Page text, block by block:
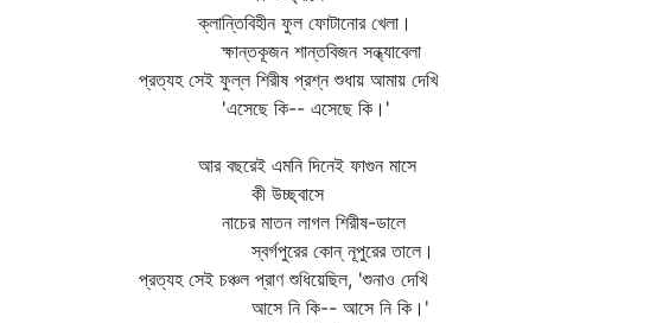
ক্লান্তিবিহীন ফুল ফোটানোর খেলা।
ক্ষান্তকূজন শান্তবিজন সন্ধ্যাবেলা
প্রত্যহ সেই ফুল্ল শিরীষ প্রশ্ন শুধায় আমায় দেখি
'এসেছে কি-- এসেছে কি।'
আর বছরেই এমনি দিনেই ফাগুন মাসে
কী উচ্ছ্বাসে
নাচের মাতন লাগল শিরীষ-ডালে
স্বর্গপুরের কোন্‌ নূপুরের তালে।
প্রত্যহ সেই চঞ্চল প্রাণ শুধিয়েছিল, 'শুনাও দেখি
আসে নি কি-- আসে নি কি।'